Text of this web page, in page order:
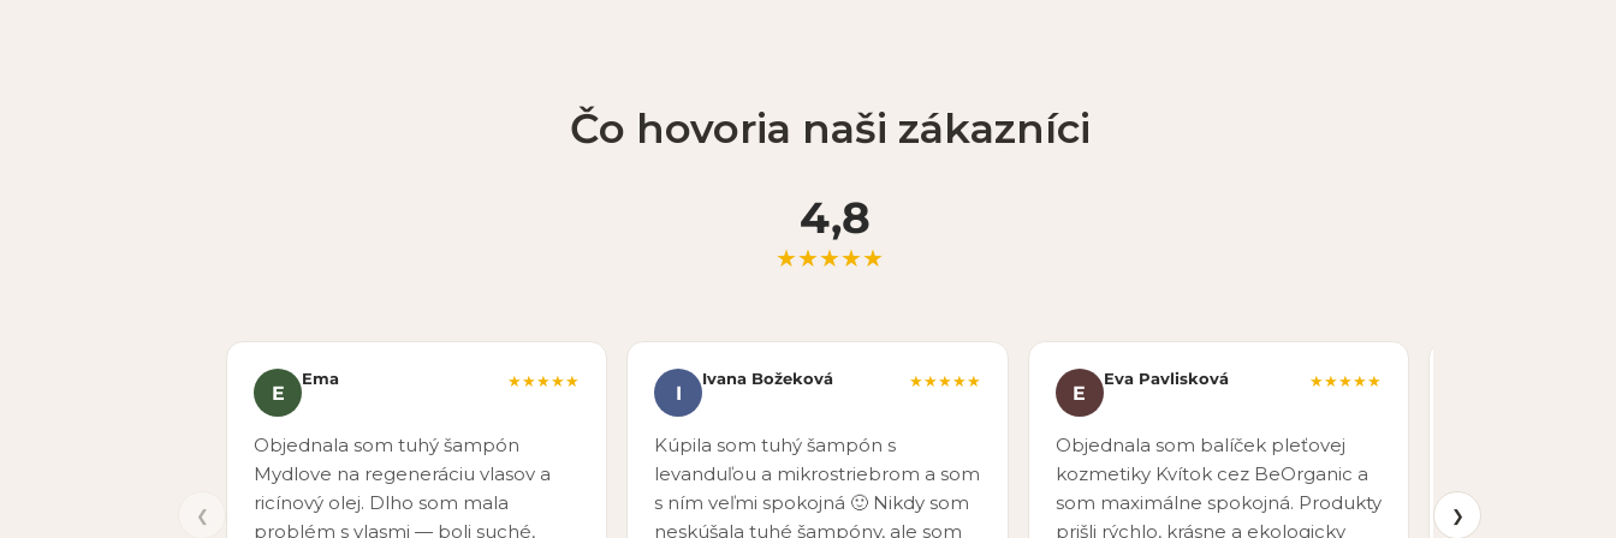
Čo hovoria naši zákazníci
4,8
★★★★★
❮
E
Ema ★★★★★
Objednala som tuhý šampón
Mydlove na regeneráciu vlasov a
ricínový olej. Dlho som mala
problém s vlasmi — boli suché,
I
Ivana Božeková ★★★★★
Kúpila som tuhý šampón s
levanduľou a mikrostriebrom a som
s ním veľmi spokojná 🙂 Nikdy som
neskúšala tuhé šampóny, ale som
E
Eva Pavlisková ★★★★★
Objednala som balíček pleťovej
kozmetiky Kvítok cez BeOrganic a
som maximálne spokojná. Produkty
prišli rýchlo, krásne a ekologicky
produktov aj
objednávať
❯